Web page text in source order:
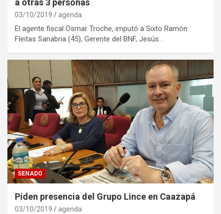
a otras 3 personas
03/10/2019 agenda
El agente fiscal Osmar Troche, imputó a Sixto Ramón
Fleitas Sanabria (45), Gerente del BNF, Jesús…
SENADO
Piden presencia del Grupo Lince en Caazapá
03/10/2019 agenda